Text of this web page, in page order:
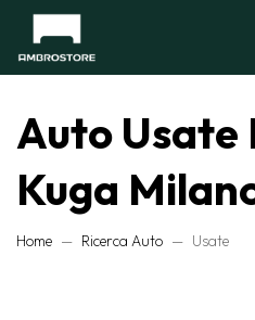
Auto Usate
Kuga
Home Ricerca Auto Usate